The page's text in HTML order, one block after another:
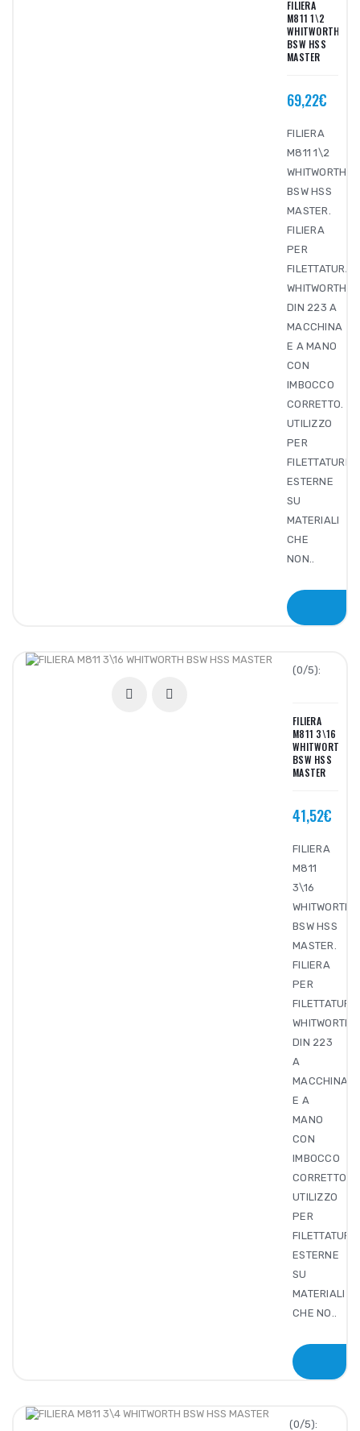
FILIERA
M811 1\2
WHITWORTH
BSW HSS
MASTER
69,22€
FILIERA
M811 1\2
WHITWORTH
BSW HSS
MASTER.
FILIERA
PER
FILETTATURA
WHITWORTH
DIN 223 A
MACCHINA
E A MANO
CON
IMBOCCO
CORRETTO.
UTILIZZO
PER
FILETTATURE
ESTERNE
SU
MATERIALI
CHE
NON..
(0/5):
FILIERA
M811 3\16
WHITWORTH
BSW HSS
MASTER
41,52€
FILIERA
M811
3\16
WHITWORTH
BSW HSS
MASTER.
FILIERA
PER
FILETTATURA
WHITWORTH
DIN 223
A
MACCHINA
E A
MANO
CON
IMBOCCO
CORRETTO.
UTILIZZO
PER
FILETTATURE
ESTERNE
SU
MATERIALI
CHE NO..
(0/5):